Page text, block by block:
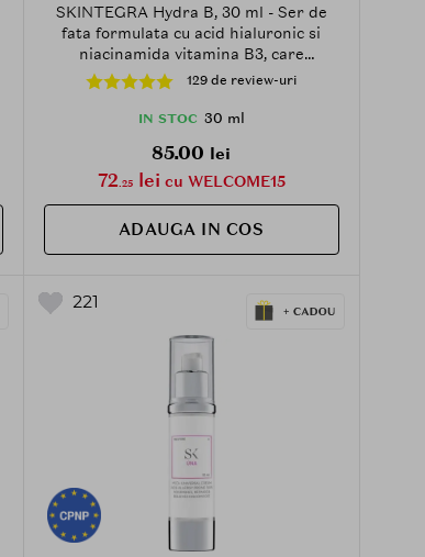
SKINTEGRA Hydra B, 30 ml - Ser de
fata formulata cu acid hialuronic si
niacinamida vitamina B3, care
contribuie la hidratarea pielii si la
mentinerea barierei hidrolipidice
129 de review-uri
IN STOC 30 ml
85.00 lei
72.25lei cu WELCOME15
ADAUGA IN COS
221